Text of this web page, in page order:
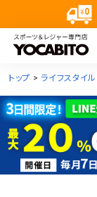
トップ ライフスタイル